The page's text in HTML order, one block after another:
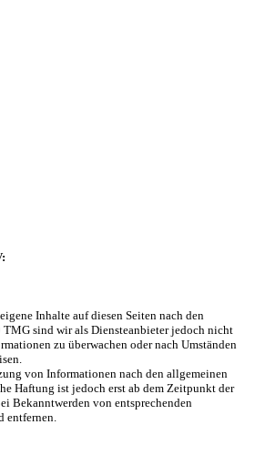
Inhalte auf diesen Seiten nach den
sind wir als Diensteanbieter jedoch nicht
zu überwachen oder nach Umständen
von Informationen nach den allgemeinen
Haftung ist jedoch erst ab dem Zeitpunkt der
Bekanntwerden von entsprechenden
entfernen.